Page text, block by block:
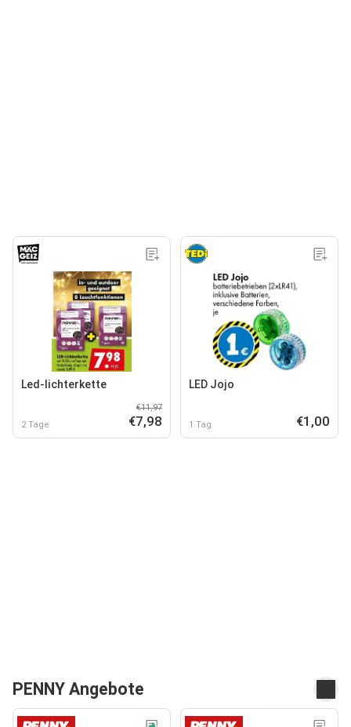
Led-lichterkette
2 Tage
€11,97
€7,98
LED Jojo
1 Tag €1,00
PENNY Angebote